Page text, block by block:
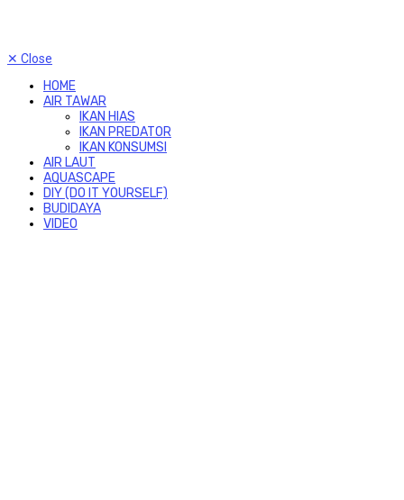
✕ Close
HOME
AIR TAWAR
IKAN HIAS
IKAN PREDATOR
IKAN KONSUMSI
AIR LAUT
AQUASCAPE
DIY (DO IT YOURSELF)
BUDIDAYA
VIDEO